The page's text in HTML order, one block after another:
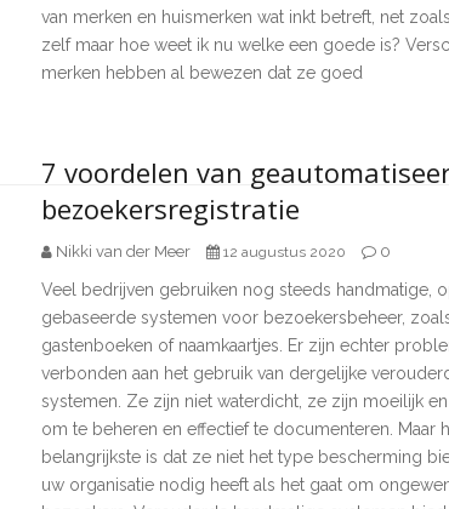
van merken en huismerken wat inkt betreft, net
zelf maar hoe weet ik nu welke een goede is?
merken hebben al bewezen dat ze goed
7 voordelen van
bezoekersregistratie
Nikki van der Meer 12 augustus 2020 0
Veel bedrijven gebruiken nog steeds handmatige,
gebaseerde systemen voor bezoekersbeheer,
gastenboeken of naamkaartjes. Er zijn echter
verbonden aan het gebruik van dergelijke
systemen. Ze zijn niet waterdicht, ze zijn moeilijk
om te beheren en effectief te documenteren. Maar
belangrijkste is dat ze niet het type bescherming
uw organisatie nodig heeft als het gaat om